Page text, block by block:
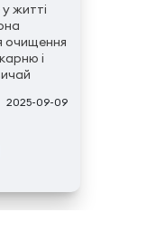
житті
очищення
і
від
2025-09-09